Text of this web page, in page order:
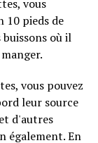
vous
10 pieds de
où il
vous pouvez
leur source
d'autres
également. En